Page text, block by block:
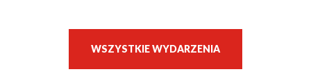
WSZYSTKIE WYDARZENIA